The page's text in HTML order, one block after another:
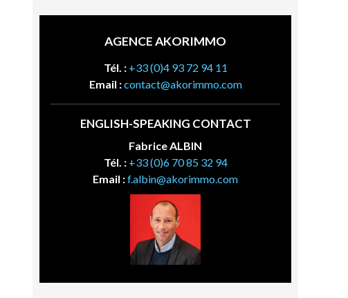
AGENCE AKORIMMO
Tél. : +33 (0)4 93 72 94 11
Email :contact@akorimmo.com
ENGLISH-SPEAKING CONTACT
Fabrice ALBIN
Tél. : +33 (0)6 70 85 32 94
Email :f.albin@akorimmo.com